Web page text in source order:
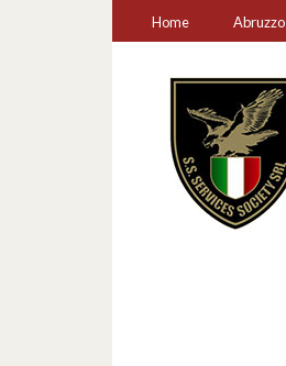
Home Abruzzo